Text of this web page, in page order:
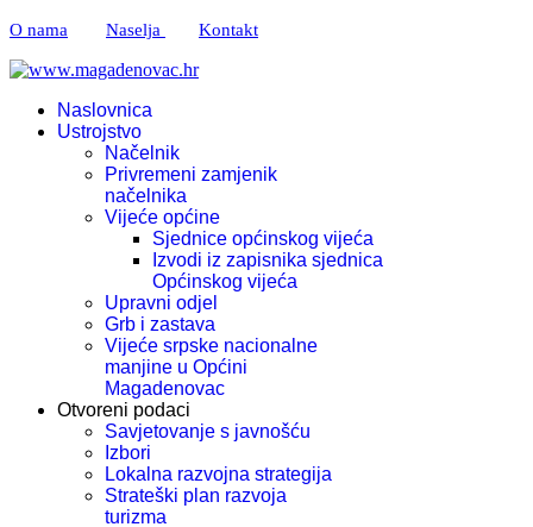
O nama Naselja Kontakt
Naslovnica
Ustrojstvo
Načelnik
Privremeni zamjenik
načelnika
Vijeće općine
Sjednice općinskog vijeća
Izvodi iz zapisnika sjednica
Općinskog vijeća
Upravni odjel
Grb i zastava
Vijeće srpske nacionalne
manjine u Općini
Magadenovac
Otvoreni podaci
Savjetovanje s javnošću
Izbori
Lokalna razvojna strategija
Strateški plan razvoja
turizma